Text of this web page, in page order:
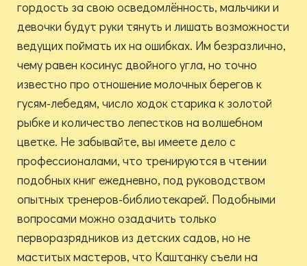
гордость за свою осведомлённость, мальчики и
девочки будут руки тянуть и лишать возможности
ведущих поймать их на ошибках. Им безразлично,
чему равен косинус двойного угла, но точно
известно про отношение молочных берегов к
гусям-лебедям, число ходок старика к золотой
рыбке и количество лепестков на волшебном
цветке. Не забывайте, вы имеете дело с
профессионалами, что тренируются в чтении
подобных книг ежедневно, под руководством
опытных тренеров-библиотекарей. Подобными
вопросами можно озадачить только
перворазрядников из детских садов, но не
маститых мастеров, что Каштанку съели на